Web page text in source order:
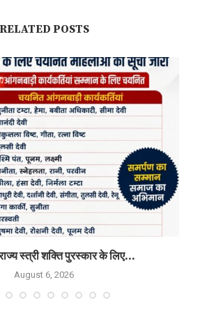
RELATED POSTS
स्त्री शक्ति पुरस्कार के लिए...
August 6, 2026